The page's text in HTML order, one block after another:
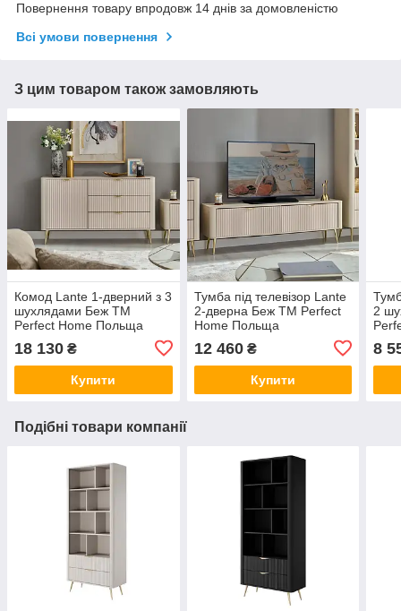
Повернення товару впродовж 14 днів за домовленістю
Всі умови повернення
З цим товаром також замовляють
Комод Lante 1-дверний з 3
шухлядами Беж TM
Perfect Home Польща
18 130 ₴
Купити
Тумба під телевізор Lante
2-дверна Беж ТМ Perfect
Home Польща
12 460₴
Купити
2
8
Подібні товари компанії